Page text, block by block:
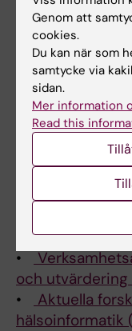
2018 - present:
Som
involverad i
och
2018 - present:
obligatoriska
•
och utvärdering
•
Aktuella
hälsoinformatik
Genom att
cookies.
Du kan när som
samtycke via
sidan.
Mer information
Read this